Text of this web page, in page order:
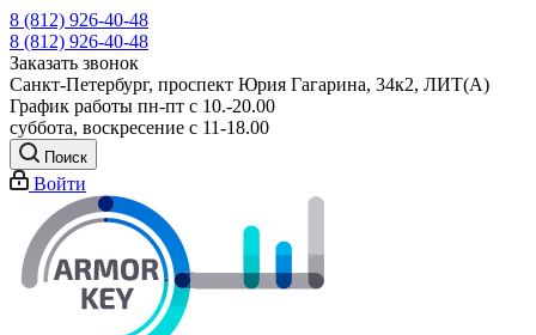
8 (812) 926-40-48
8 (812) 926-40-48
Заказать звонок
Санкт-Петербург, проспект Юрия Гагарина, 34к2, ЛИТ(А)
График работы пн-пт с 10.-20.00
суббота, воскресение с 11-18.00
Поиск
Войти